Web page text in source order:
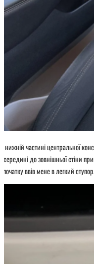
У нижній частині центральної
Усередині до зовнішньої стіни
спочатку ввів мене в легкий